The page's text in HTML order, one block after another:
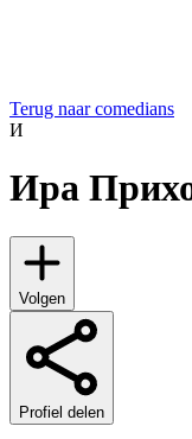
Terug naar comedians
И
Ира
Volgen
Profiel delen